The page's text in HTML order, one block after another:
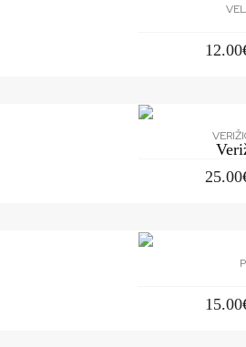
12.00
25.00
15.00